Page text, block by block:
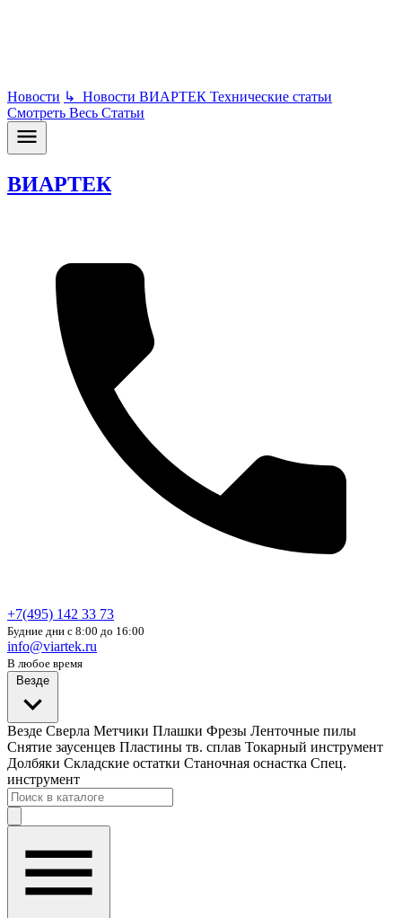
Новости ↳ Новости ВИАРТЕК Технические статьи
Смотреть Весь Статьи
ВИАРТЕК
+7(495) 142 33 73
Будние дни с 8:00 до 16:00
info@viartek.ru
В любое время
Везде
Везде Сверла Метчики Плашки Фрезы Ленточные пилы
Снятие заусенцев Пластины тв. сплав Токарный инструмент
Долбяки Складские остатки Станочная оснастка Спец.
инструмент